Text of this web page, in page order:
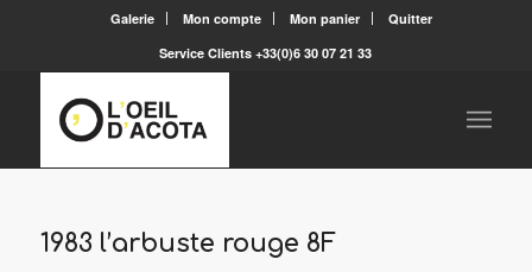
Galerie Mon compte Mon panier
Quitter
Service Clients +33(0)6 30 07 21 33
1983 l’arbuste rouge 8F